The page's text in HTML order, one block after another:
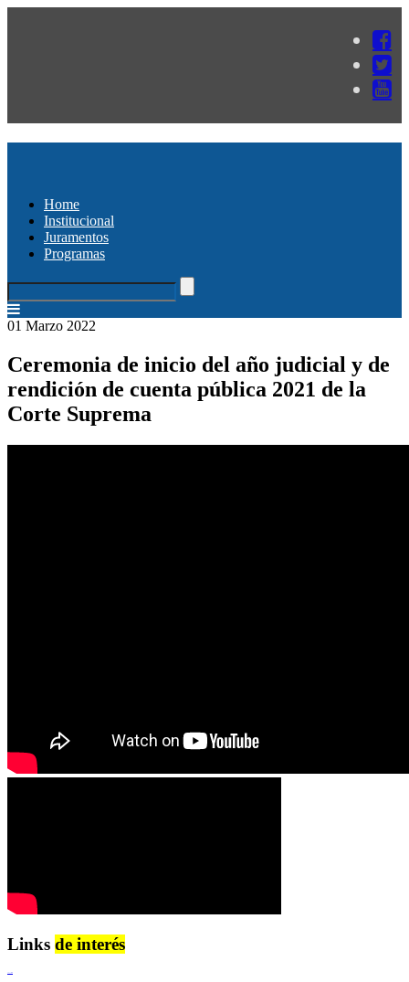
Home
Institucional
Juramentos
Programas
01 Marzo 2022
Ceremonia de inicio del año judicial y de
rendición de cuenta pública 2021 de la
Corte Suprema
Links de interés